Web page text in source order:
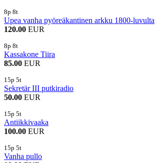
8p 8t
Upea vanha pyöreäkantinen arkku 1800-luvulta
120.00 EUR
8p 8t
Kassakone Tiira
85.00 EUR
15p 5t
Sekretär III putkiradio
50.00 EUR
15p 5t
Antiikkivaaka
100.00 EUR
15p 5t
Vanha pullo